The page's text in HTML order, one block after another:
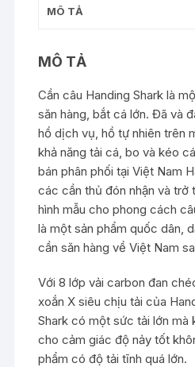
MÔ TẢ
MÔ TẢ
Cần câu Handing Shark là
săn hàng, bắt cá lớn. Đã và
hồ dịch vụ, hồ tự nhiên trên
khả năng tải cá, bo và kéo
bán phân phối tại Việt Nam
các cần thủ đón nhận và trở
hình mẫu cho phong cách
là một sản phẩm quốc dân,
cần săn hàng về Việt Nam
Với 8 lớp vải carbon đan
xoắn X siêu chịu tải của
Shark có một sức tải lớn mà
cho cảm giác độ nảy tốt
phẩm có độ tải tĩnh quá lớn.